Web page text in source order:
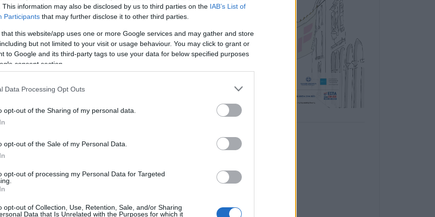
This information may also be disclosed by us to third parties on the IAB’s List of
Participants that may further disclose it to other third parties.
that this website/app uses one or more Google services and may gather and store
but not limited to your visit or usage behaviour. You may click to grant or
to Google and its third-party tags to use your data for below specified purposes
consent section.
Data Processing Opt Outs
opt-out of the Sharing of my personal data.
opt-out of the Sale of my Personal Data.
opt-out of processing my Personal Data for Targeted
opt-out of Collection, Use, Retention, Sale, and/or Sharing
Data that Is Unrelated with the Purposes for which it
η παρουσίαση του βιβλίου
του με
Η εκδήλωση θα λάβει χώρα στον χώρο της
21 – Πλατεία Νέου Φρουρίου).
έως τις 14:00, θα ακολουθήσει
Ζουρνατζίδη. Το σεμινάριο θα διεξαχθεί στην
Κέρκυρας.
στο 6945352560.
Ενημέρωση από το 1990 σε θέσεις υψηλής
δημόσιες σχέσεις, το ελεύθερο και το